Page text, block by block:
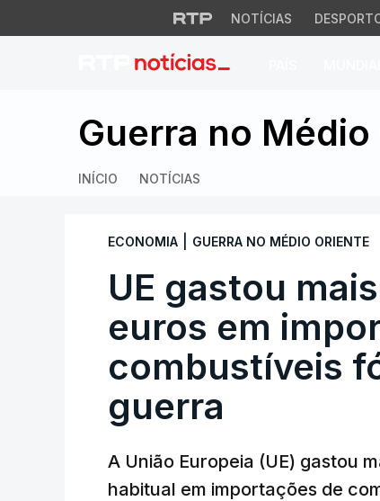
NOTÍCIAS
UE gastou mais
Guerra no
INÍCIO NOTÍCIAS
ECONOMIA GUERRA NO MÉDIO ORIENTE
UE gastou
euros em
combustíveis
guerra
A União Europeia (UE) gastou
habitual em importações de